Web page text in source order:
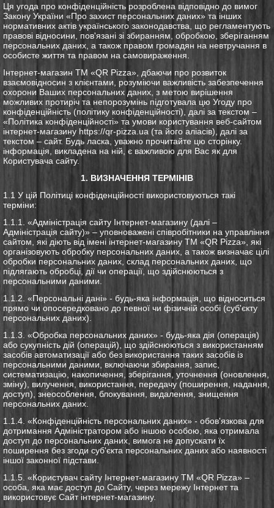
Ця угода про конфіденційність розроблена відповідно до вимог
Закону України «Про захист персональних даних» та інших
нормативних актів українського законодавства, що регламентують
правові відносини, пов'язані зі збиранням, обробкою, зберіганням
персональних даних, а також правом громадян на невтручання в
особисте життя та правом на самовираження.
Інтернет-магазин ТМ «QR Pizza», дбаючи про розвиток
взаємовідносин з клієнтами, розуміючи важливість забезпечення
охорони Ваших персональних даних, з метою вирішення
можливих протиріч та непорозумінь підготувала цю Угоду про
конфіденційність (політику конфіденційності), далі за текстом –
«Політика конфіденційності» та умови користування веб-сайтом
інтернет-магазину https://qr-pizza.ua (та його аліасів), далі за
текстом – сайт. Будь ласка, уважно прочитайте цю сторінку.
інформація, викладена на ній, є важливою для Вас як для
Користувача сайту.
1. ВИЗНАЧЕННЯ ТЕРМІНІВ
1.1 У цій Політиці конфіденційності використовуються такі
терміни:
1.1.1. «Адміністрація сайту Інтернет-магазину (далі –
Адміністрація сайту)» – уповноважені співробітники на управління
сайтом, які діють від імені інтернет-магазину ТМ «QR Pizza», які
організовують обробку персональних даних, а також визначає цілі
обробки персональних даних, склад персональних даних, що
підлягають обробці, дії чи операції, що здійснюються з
персональними даними.
1.1.2. «Персональні дані» - будь-яка інформація, що відноситься
прямо чи опосередковано до певної чи фізичній особі (суб'єкту
персональних даних).
1.1.3. «Обробка персональних даних» - будь-яка дія (операція)
або сукупність дій (операцій), що здійснюються з використанням
засобів автоматизації або без використання таких засобів із
персональними даними, включаючи збирання, запис,
систематизацію, накопичення, зберігання, уточнення (оновлення,
зміну), вилучення, використання, передачу (поширення, надання,
доступ), знеособлення, блокування, видалення, знищення
персональних даних.
1.1.4. «Конфіденційність персональних даних» - обов'язкова для
дотримання Адміністратором або іншою особою, яка отримала
доступ до персональних даних, вимога не допускати їх
поширення без згоди суб'єкта персональних даних або наявності
іншої законної підстави.
1.1.5. «Користувач сайту Інтернет-магазину ТМ «QR Pizza» –
особа, яка має доступ до Сайту, через мережу Інтернет та
використовує Сайт інтернет-магазину.